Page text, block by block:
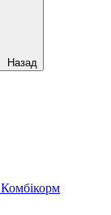
Назад
Комбікорм